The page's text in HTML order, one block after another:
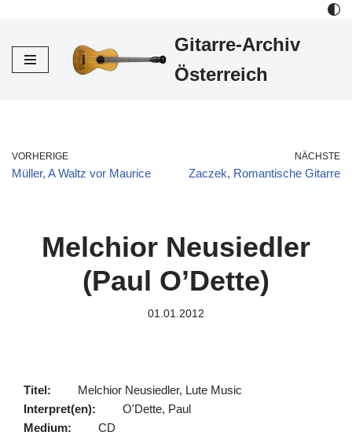
Inhalt
Gitarre-Archiv
Österreich
VORHERIGE
Müller, A Waltz vor Maurice
NÄCHSTE
Zaczek, Romantische Gitarre
Melchior Neusiedler
(Paul O’Dette)
01.01.2012
Titel:
Melchior Neusiedler, Lute Music
Interpret(en):
O'Dette, Paul
Medium:
CD